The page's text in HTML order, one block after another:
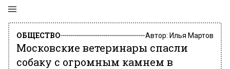
ОБЩЕСТВО Автор: Илья Мартов
Московские ветеринары спасли
собаку с огромным камнем в